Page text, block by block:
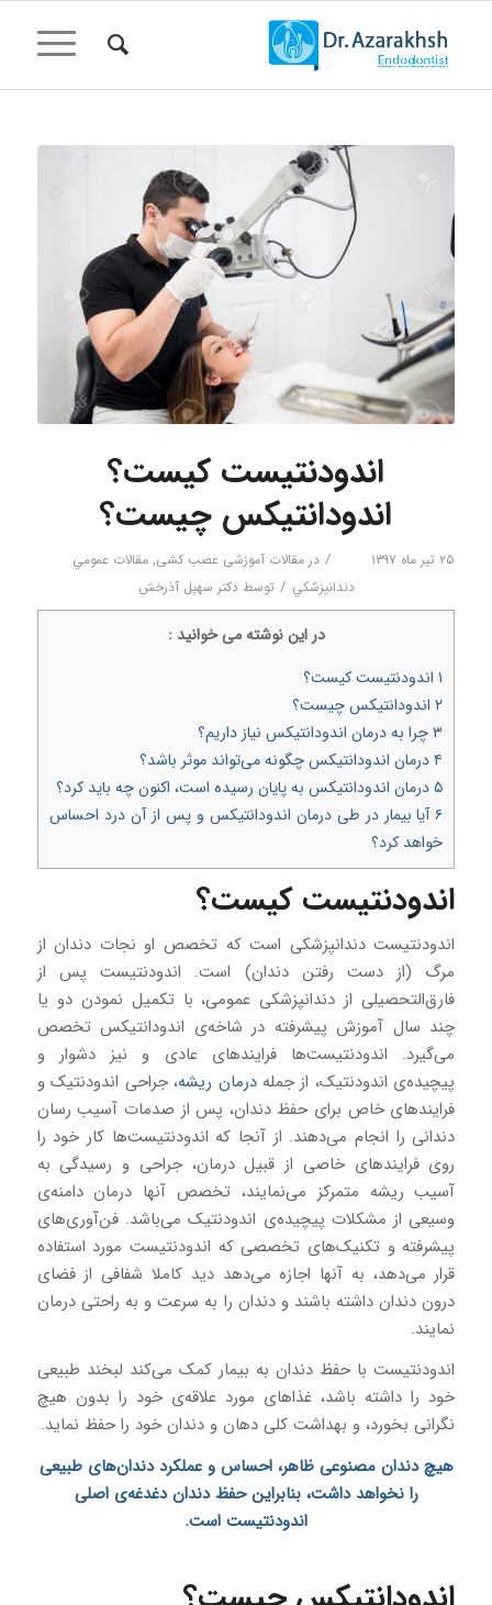
اندودنتیست کیست؟
اندودانتیکس چیست؟
۲۵ تیر ماه ۱۳۹۷ / درمقالات آموزشی عصب کشی,مقالات عمومي
دندانپزشكي / توسطدکتر سهیل آذرخش
در اين نوشته می خوانيد :
۱اندودنتیست کیست؟
۲اندودانتیکس چیست؟
۳چرا به درمان اندودانتیکس نیاز داریم؟
۴درمان اندودانتیکس چگونه می‌تواند موثر باشد؟
۵درمان اندودانتیکس به پایان رسیده است، اکنون چه باید کرد؟
۶آیا بیمار در طی درمان اندودانتیکس و پس از آن درد احساس
خواهد کرد؟
اندودنتیست کیست؟
اندودنتیست دندانپزشکی است که تخصص او نجات دندان از
مرگ (از دست رفتن دندان) است. اندودنتیست پس از
فارق‌التحصیلی از دندانپزشکی عمومی، با تکمیل نمودن دو یا
چند سال آموزش پیشرفته در شاخه‌ی اندودانتیکس تخصص
می‌گیرد. اندودنتیست‌ها فرایندهای عادی و نیز دشوار و
پیچیده‌ی اندودنتیک، از جملهدرمان ریشه، جراحی اندودنتیک و
فرایندهای خاص برای حفظ دندان، پس از صدمات آسیب رسان
دندانی را انجام می‌دهند. از آنجا که اندودنتیست‌ها کار خود را
روی فرایندهای خاصی از قبیل درمان، جراحی و رسیدگی به
آسیب ریشه متمرکز می‌نمایند، تخصص آنها درمان دامنه‌ی
وسیعی از مشکلات پیچیده‌ی اندودنتیک می‌باشد. فن‌آوری‌های
پیشرفته و تکنیک‌های تخصصی که اندودنتیست مورد استفاده
قرار می‌دهد، به آنها اجازه می‌دهد دید کاملا شفافی از فضای
درون دندان داشته باشند و دندان را به سرعت و به راحتی درمان
نمایند.
اندودنتیست با حفظ دندان به بیمار کمک می‌کند لبخند طبیعی
خود را داشته باشد، غذاهای مورد علاقه‌ی خود را بدون هیچ
نگرانی بخورد، و بهداشت کلی دهان و دندان خود را حفظ نماید.
هیچ دندان مصنوعی ظاهر، احساس و عملکرد دندان‌های طبیعی
را نخواهد داشت، بنابراین حفظ دندان دغدغه‌ی اصلی
اندودنتیست است.